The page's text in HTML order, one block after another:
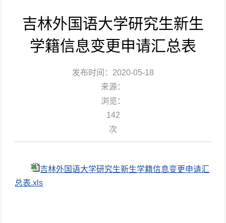
吉林外国语大学研究生新生
学籍信息变更申请汇总表
发布时间：2020-05-18
来源：
浏览：
142
次
吉林外国语大学研究生新生学籍信息变更申请汇
总表.xls